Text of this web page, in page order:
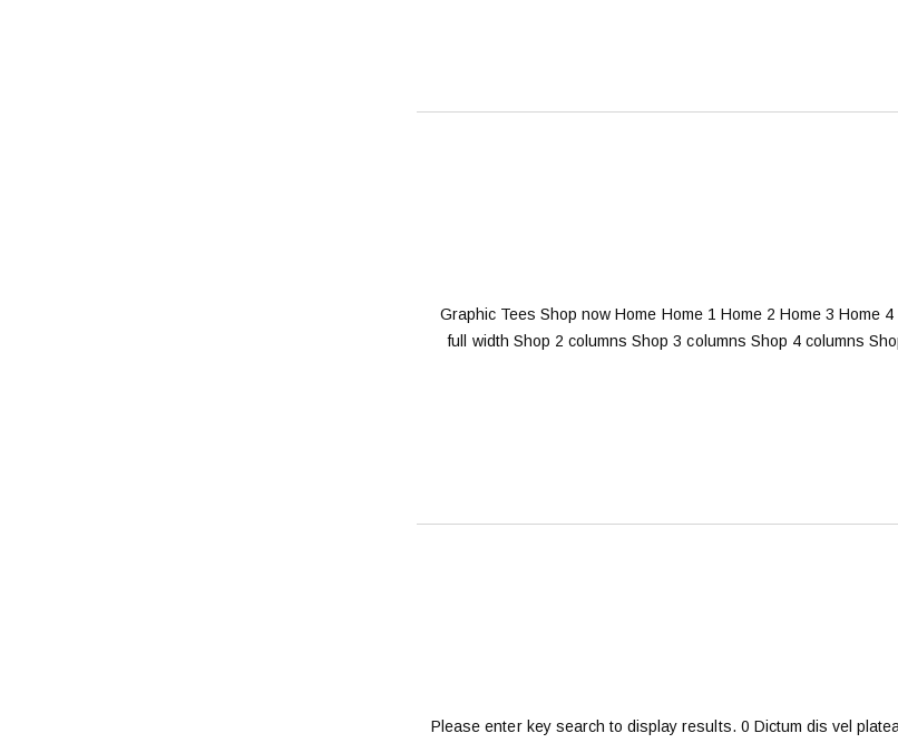
$15 Graphic Tees Shop now Home Home 1 Home 2 Home 3
full width Shop 2 columns Shop 3 columns Shop 4 columns
Please enter key search to display results. 0 Dictum dis vel